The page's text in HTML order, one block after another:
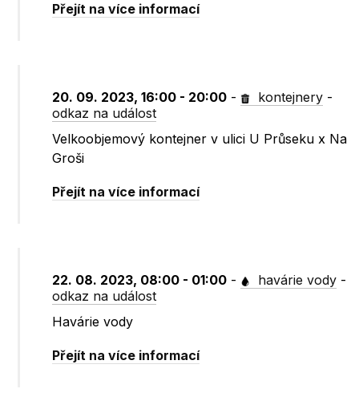
Přejít na více informací
20. 09. 2023, 16:00 - 20:00 - kontejnery -
odkaz na událost
Velkoobjemový kontejner v ulici U Průseku x Na
Groši
Přejít na více informací
22. 08. 2023, 08:00 - 01:00 - havárie vody -
odkaz na událost
Havárie vody
Přejít na více informací